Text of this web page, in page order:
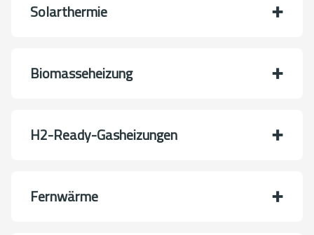
Solarthermie
Biomasseheizung
H2-Ready-Gasheizungen
Fernwärme